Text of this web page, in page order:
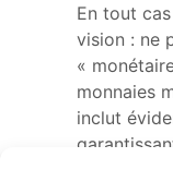
En tout
vision : ne
«
monnaies
inclut